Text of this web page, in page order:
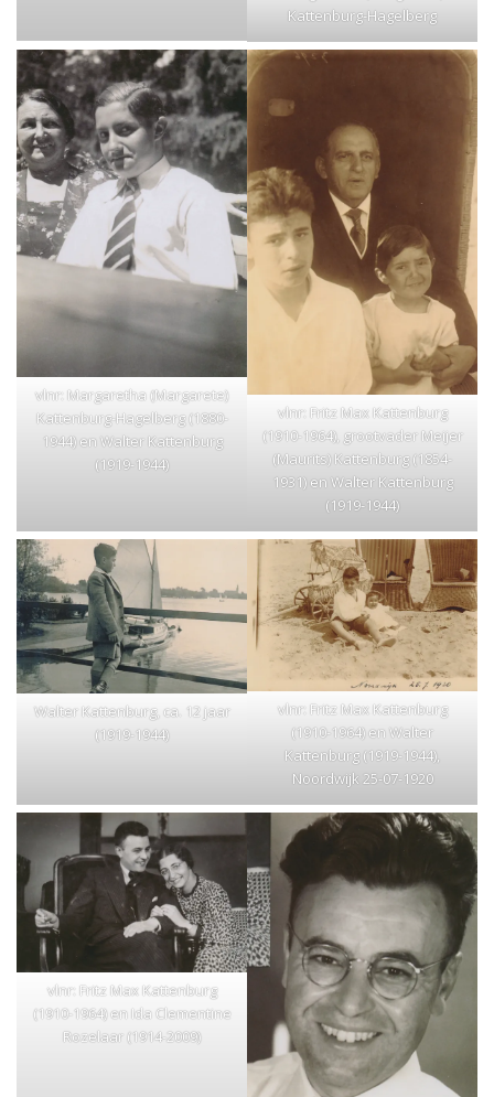
Kattenburg-Hagelberg
vlnr: Margaretha (Margarete)
Kattenburg-Hagelberg (1880-
1944) en Walter Kattenburg
(1919-1944)
vlnr: Fritz Max Kattenburg
(1910-1964), grootvader Meijer
(Maurits) Kattenburg (1854-
1931) en Walter Kattenburg
(1919-1944)
Walter Kattenburg, ca. 12 jaar
(1919-1944)
vlnr: Fritz Max Kattenburg
(1910-1964) en Walter
Kattenburg (1919-1944),
Noordwijk 25-07-1920
vlnr: Fritz Max Kattenburg
(1910-1964) en Ida Clementine
Rozelaar (1914-2009)